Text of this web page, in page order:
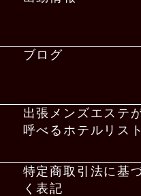
ブログ
出張メンズエステ
呼べるホテルリスト
特定商取引法に基
く表記